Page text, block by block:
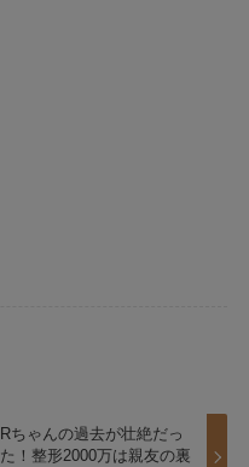
Rちゃんの過去が壮絶だっ
た！整形2000万は親友の裏